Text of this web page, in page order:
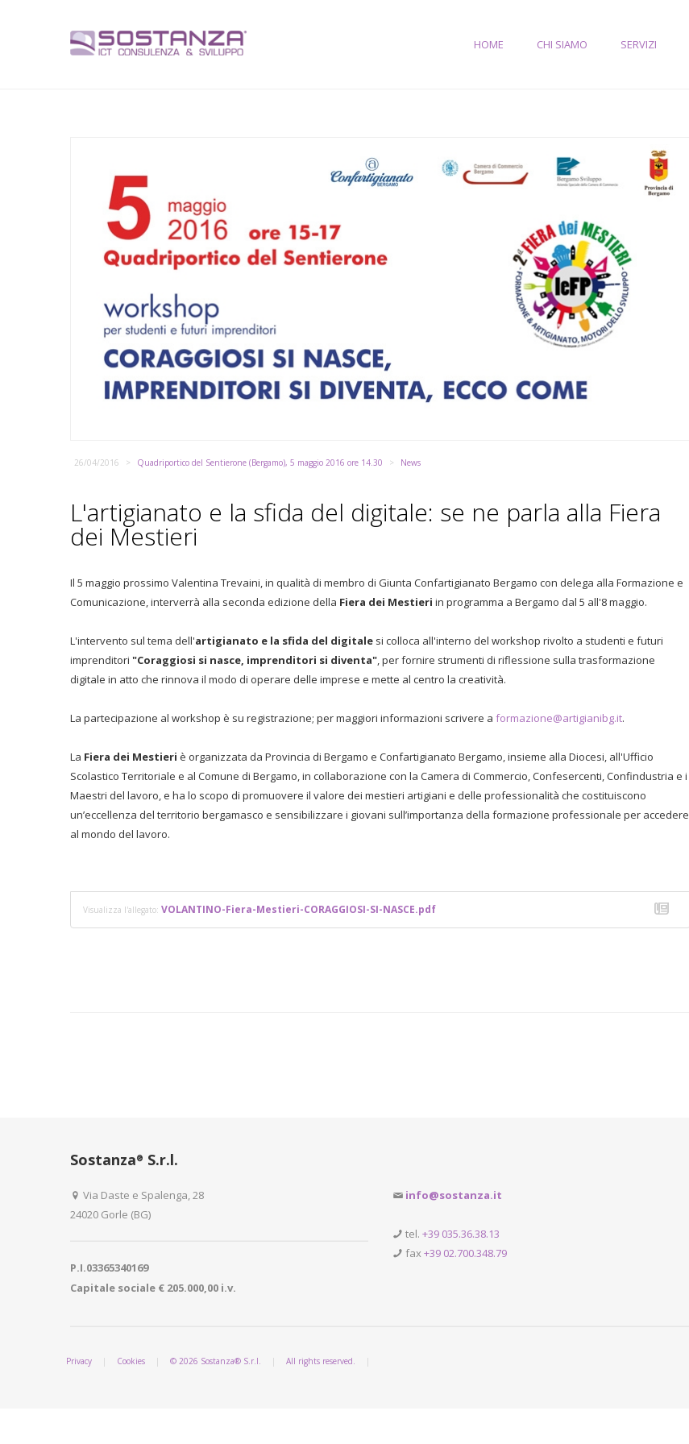
HOME CHI SIAMO SERVIZI
26/04/2016 Quadriportico del Sentierone (Bergamo), 5 maggio 2016 ore 14.30 News
L'artigianato e la sfida del digitale: se ne parla alla Fiera
dei Mestieri
Il 5 maggio prossimo Valentina Trevaini, in qualità di membro di Giunta Confartigianato Bergamo con delega alla Formazione e
Comunicazione, interverrà alla seconda edizione della Fiera dei Mestieri in programma a Bergamo dal 5 all'8 maggio.
L'intervento sul tema dell'artigianato e la sfida del digitale si colloca all'interno del workshop rivolto a studenti e futuri
imprenditori "Coraggiosi si nasce, imprenditori si diventa", per fornire strumenti di riflessione sulla trasformazione
digitale in atto che rinnova il modo di operare delle imprese e mette al centro la creatività.
La partecipazione al workshop è su registrazione; per maggiori informazioni scrivere a formazione@artigianibg.it.
La Fiera dei Mestieri è organizzata da Provincia di Bergamo e Confartigianato Bergamo, insieme alla Diocesi, all'Ufficio
Scolastico Territoriale e al Comune di Bergamo, in collaborazione con la Camera di Commercio, Confesercenti, Confindustria e i
Maestri del lavoro, e ha lo scopo di promuovere il valore dei mestieri artigiani e delle professionalità che costituiscono
un’eccellenza del territorio bergamasco e sensibilizzare i giovani sull’importanza della formazione professionale per accedere
al mondo del lavoro.
Visualizza l'allegato: VOLANTINO-Fiera-Mestieri-CORAGGIOSI-SI-NASCE.pdf
Sostanza® S.r.l.
Via Daste e Spalenga, 28
24020 Gorle (BG)
P.I.03365340169
Capitale sociale € 205.000,00 i.v.
info@sostanza.it
tel. +39 035.36.38.13
fax+39 02.700.348.79
Privacy | Cookies | © 2026 Sostanza® S.r.l. | All rights reserved. |